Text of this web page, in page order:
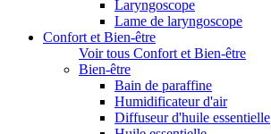
Laryngoscope
Lame de laryngoscope
Confort et Bien-être
Voir tous Confort et Bien-être
Bien-être
Bain de paraffine
Humidificateur d'air
Diffuseur d'huile essentielle